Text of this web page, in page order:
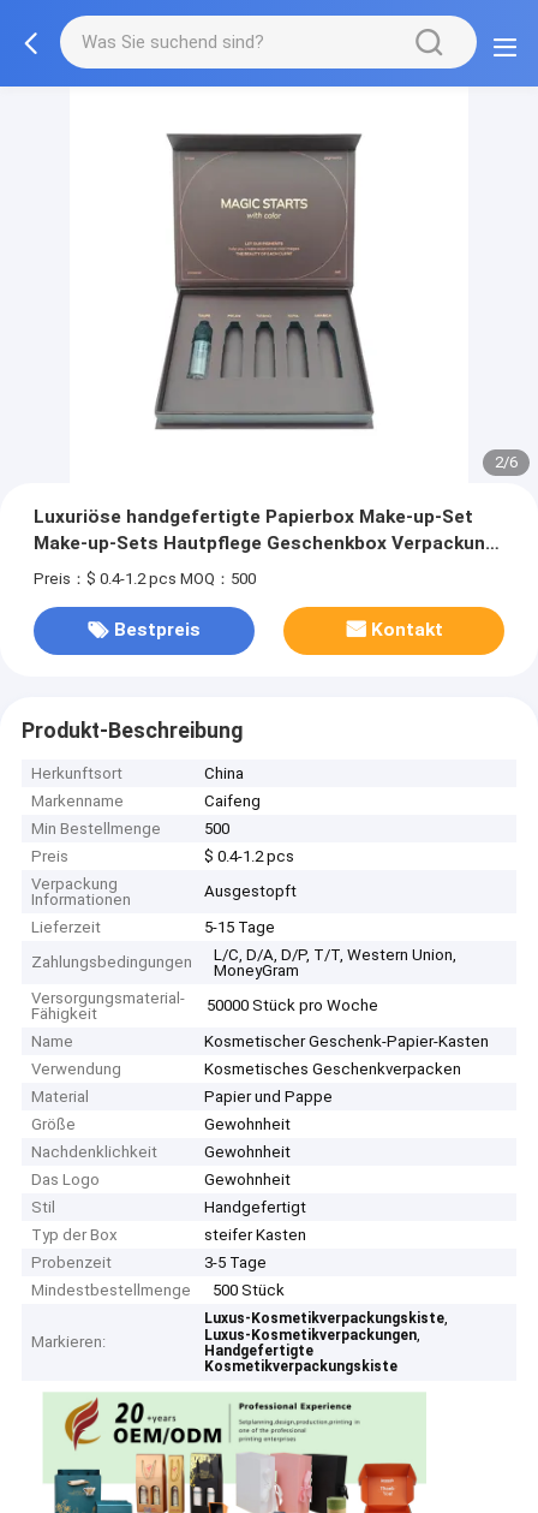
2/6
Luxuriöse handgefertigte Papierbox Make-up-Set
Make-up-Sets Hautpflege Geschenkbox Verpackung
Custom-Boxen mit Logo-Verpackung
Preis：$ 0.4-1.2 pcs MOQ：500
Bestpreis Kontakt
Produkt-Beschreibung
Herkunftsort
China
Markenname
Caifeng
Min Bestellmenge
500
Preis
$ 0.4-1.2 pcs
Verpackung
Informationen
Ausgestopft
Lieferzeit
5-15 Tage
Zahlungsbedingungen
L/C, D/A, D/P, T/T, Western Union,
MoneyGram
Versorgungsmaterial-
Fähigkeit
50000 Stück pro Woche
Name
Kosmetischer Geschenk-Papier-Kasten
Verwendung
Kosmetisches Geschenkverpacken
Material
Papier und Pappe
Größe
Gewohnheit
Nachdenklichkeit
Gewohnheit
Das Logo
Gewohnheit
Stil
Handgefertigt
Typ der Box
steifer Kasten
Probenzeit
3-5 Tage
Mindestbestellmenge
500 Stück
Markieren:
Luxus-Kosmetikverpackungskiste,
Luxus-Kosmetikverpackungen,
Handgefertigte
Kosmetikverpackungskiste